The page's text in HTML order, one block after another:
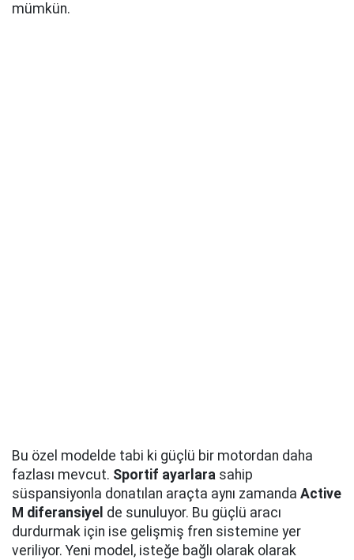
mümkün.
Bu özel modelde tabi ki güçlü bir motordan daha
fazlası mevcut. Sportif ayarlara sahip
süspansiyonla donatılan araçta aynı zamanda Active
M diferansiyel de sunuluyor. Bu güçlü aracı
durdurmak için ise gelişmiş fren sistemine yer
veriliyor. Yeni model, isteğe bağlı olarak olarak